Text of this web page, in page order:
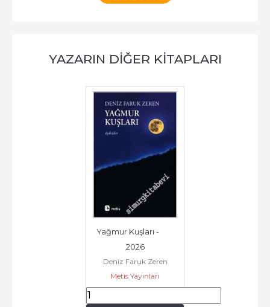
YAZARIN DIĞER KITAPLARI
Yağmur Kuşları -
2026
Deniz Faruk Zeren
Metis Yayınları